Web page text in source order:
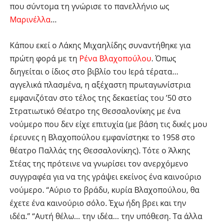
που σύντομα τη γνώρισε το πανελλήνιο ως
Μαρινέλλα…
Κάπου εκεί ο Λάκης Μιχαηλίδης συναντήθηκε για
πρώτη φορά με τη Ρένα Βλαχοπούλου. Όπως
διηγείται ο ίδιος στο βιβλίο του Ιερά τέρατα…
αγγελικά πλασμένα, η αξέχαστη πρωταγωνίστρια
εμφανιζόταν στο τέλος της δεκαετίας του ’50 στο
Στρατιωτικό Θέατρο της Θεσσαλονίκης με ένα
νούμερο που δεν είχε επιτυχία (με βάση τις δικές μου
έρευνες η Βλαχοπούλου εμφανίστηκε το 1958 στο
θέατρο Παλλάς της Θεσσαλονίκης). Τότε ο Άλκης
Στέας της πρότεινε να γνωρίσει τον ανερχόμενο
συγγραφέα για να της γράψει εκείνος ένα καινούριο
νούμερο. “Αύριο το βράδυ, κυρία Βλαχοπούλου, θα
έχετε ένα καινούριο σόλο. Έχω ήδη βρει και την
ιδέα.” “Αυτή θέλω… την ιδέα… την υπόθεση. Τα άλλα